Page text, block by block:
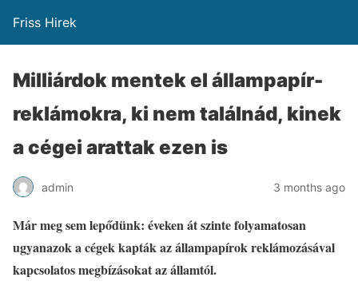
Friss Hirek
Milliárdok mentek el állampapír-
reklámokra, ki nem találnád, kinek
a cégei arattak ezen is
admin 3 months ago
Már meg sem lepődünk: éveken át szinte folyamatosan
ugyanazok a cégek kapták az állampapírok reklámozásával
kapcsolatos megbízásokat az államtól.